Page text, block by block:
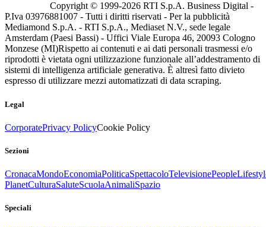
Copyright © 1999-2026 RTI S.p.A. Business Digital -
P.Iva 03976881007 - Tutti i diritti riservati - Per la pubblicità
Mediamond S.p.A. - RTI S.p.A., Mediaset N.V., sede legale
Amsterdam (Paesi Bassi) - Uffici Viale Europa 46, 20093 Cologno
Monzese (MI)Rispetto ai contenuti e ai dati personali trasmessi e/o
riprodotti è vietata ogni utilizzazione funzionale all’addestramento di
sistemi di intelligenza artificiale generativa. È altresì fatto divieto
espresso di utilizzare mezzi automatizzati di data scraping.
Legal
CorporatePrivacy PolicyCookie Policy
Sezioni
CronacaMondoEconomiaPoliticaSpettacoloTelevisionePeople
PlanetCulturaSaluteScuolaAnimaliSpazio
Speciali